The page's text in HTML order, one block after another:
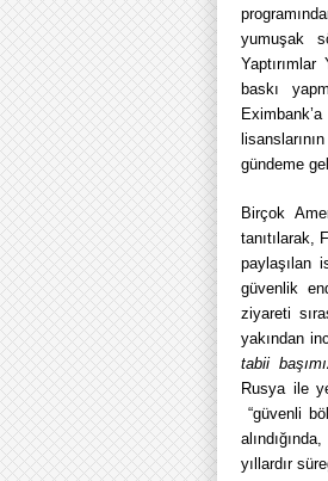
yumuşak
baskı
gündeme
Birçok
tanıtılarak,
paylaşılan
güvenlik
ziyareti
yakından
tabii
Rusya ile
“güvenli
yıllardır